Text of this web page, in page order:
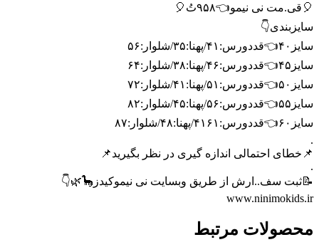
🎈قی.مت نی نیمو👈۹۵۸تُ🎈
سایزبندی👇
سایز۴۰👈قددورس:۴۱/پهنا:۳۵/شلوار:۵۶
سایز۴۵👈قددورس:۴۶/پهنا:۳۸/شلوار:۶۴
سایز۵۰👈قددورس:۵۱/پهنا:۴۱/شلوار:۷۲
سایز۵۵👈قددورس:۵۶/پهنا:۴۵/شلوار:۸۲
سایز۶۰👈قددورس:۴۱۶۱/پهنا:۴۸/شلوار:۸۷
.
📌خطای احتمالی اندازه گیری در نظر بگیرید📌
.
📝ثبت سف..ارش از طریق وبسایت نی نیموکیدز🦕🌿👇
www.ninimokids.ir
محصولات مرتبط